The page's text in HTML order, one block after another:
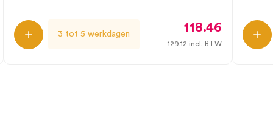
3 tot 5 werkdagen 118.46
129.12 incl. BTW